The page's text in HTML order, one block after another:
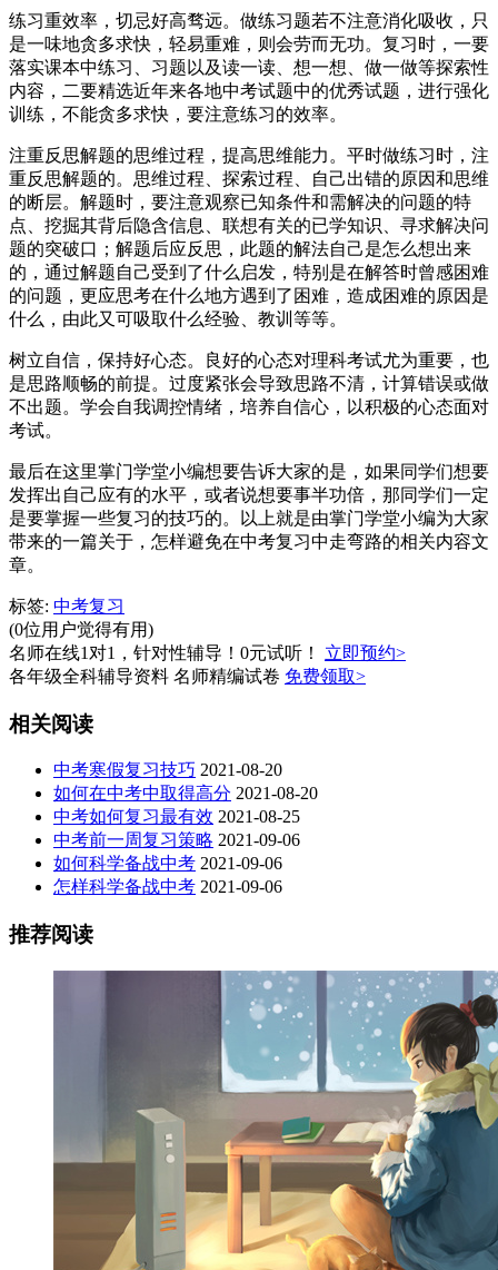
练习重效率，切忌好高骛远。做练习题若不注意消化吸收，只
是一味地贪多求快，轻易重难，则会劳而无功。复习时，一要
落实课本中练习、习题以及读一读、想一想、做一做等探索性
内容，二要精选近年来各地中考试题中的优秀试题，进行强化
训练，不能贪多求快，要注意练习的效率。
注重反思解题的思维过程，提高思维能力。平时做练习时，注
重反思解题的。思维过程、探索过程、自己出错的原因和思维
的断层。解题时，要注意观察已知条件和需解决的问题的特
点、挖掘其背后隐含信息、联想有关的已学知识、寻求解决问
题的突破口；解题后应反思，此题的解法自己是怎么想出来
的，通过解题自己受到了什么启发，特别是在解答时曾感困难
的问题，更应思考在什么地方遇到了困难，造成困难的原因是
什么，由此又可吸取什么经验、教训等等。
树立自信，保持好心态。良好的心态对理科考试尤为重要，也
是思路顺畅的前提。过度紧张会导致思路不清，计算错误或做
不出题。学会自我调控情绪，培养自信心，以积极的心态面对
考试。
最后在这里掌门学堂小编想要告诉大家的是，如果同学们想要
发挥出自己应有的水平，或者说想要事半功倍，那同学们一定
是要掌握一些复习的技巧的。以上就是由掌门学堂小编为大家
带来的一篇关于，怎样避免在中考复习中走弯路的相关内容文
章。
标签: 中考复习
(0位用户觉得有用)
名师在线1对1，针对性辅导！0元试听！
立即预约>
各年级全科辅导资料 名师精编试卷 免费领取>
相关阅读
中考寒假复习技巧 2021-08-20
如何在中考中取得高分 2021-08-20
中考如何复习最有效 2021-08-25
中考前一周复习策略 2021-09-06
如何科学备战中考 2021-09-06
怎样科学备战中考 2021-09-06
推荐阅读